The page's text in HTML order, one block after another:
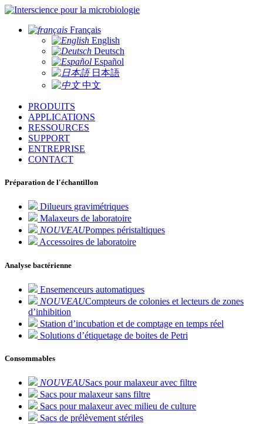
pour la microbiologie
Français
English
Deutsch
Español
日本語
中文
PRODUITS
APPLICATIONS
RESSOURCES
SUPPORT
ENTREPRISE
CONTACT
Préparation de l'échantillon
Dilueurs gravimétriques
Malaxeurs de laboratoire
NOUVEAUPompes péristaltiques
Accessoires de laboratoire
Analyse bactérienne
Ensemenceurs automatiques
NOUVEAUCompteurs de colonies et lecteurs de zones
d’inhibition
Station d’incubation et de comptage en temps réel
Solutions d’étiquetage de boites de Petri
Consommables
NOUVEAUSacs pour malaxeur avec filtre
Sacs pour malaxeur sans filtre
Sacs pour malaxeur avec milieu de culture
Sacs de prélèvement stériles